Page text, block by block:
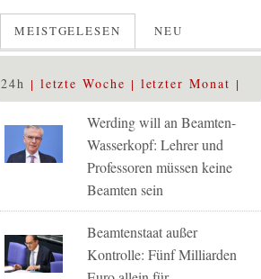
MEISTGELESEN NEU
24h letzte Woche letzter Monat
Werding will an Beamten-
Wasserkopf: Lehrer und
Professoren müssen keine
Beamten sein
Beamtenstaat außer
Kontrolle: Fünf Milliarden